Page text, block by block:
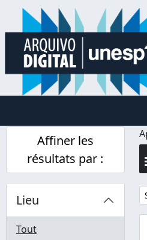
Skip to main content
Affiner les
résultats par :
Lieu
Tout